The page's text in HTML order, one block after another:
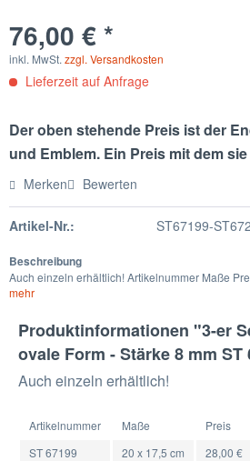
76,00 € *
inkl. MwSt. zzgl. Versandkosten
Lieferzeit auf Anfrage
Der oben stehende Preis ist der
und Emblem. Ein Preis mit dem
Merken Bewerten
Artikel-Nr.: ST67199-
Beschreibung
Auch einzeln erhältlich! Artikelnummer Maße
mehr
Produktinformationen "3-er
ovale Form - Stärke 8 mm ST
Auch einzeln erhältlich!
Artikelnummer Maße
Preis
ST 67199
20 x 17,5 cm
28,00 €